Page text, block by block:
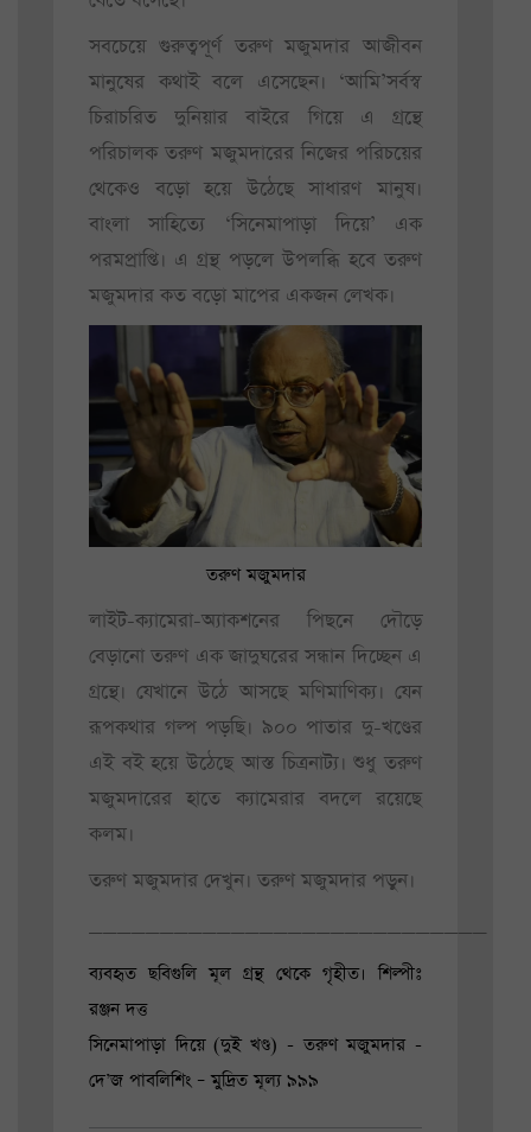
সবচেয়ে গুরুত্বপূর্ণ তরুণ মজুমদার আজীবন
মানুষের কথাই বলে এসেছেন। ‘আমি’সর্বস্ব
চিরাচরিত দুনিয়ার বাইরে গিয়ে এ গ্রন্থে
পরিচালক তরুণ মজুমদারের নিজের পরিচয়ের
থেকেও বড়ো হয়ে উঠেছে সাধারণ মানুষ।
বাংলা সাহিত্যে ‘সিনেমাপাড়া দিয়ে’ এক
পরমপ্রাপ্তি। এ গ্রন্থ পড়লে উপলব্ধি হবে তরুণ
মজুমদার কত বড়ো মাপের একজন লেখক।
তরুণ মজুমদার
লাইট-ক্যামেরা-অ্যাকশনের পিছনে দৌড়ে
বেড়ানো তরুণ এক জাদুঘরের সন্ধান দিচ্ছেন এ
গ্রন্থে। যেখানে উঠে আসছে মণিমাণিক্য। যেন
রূপকথার গল্প পড়ছি। ৯০০ পাতার দু-খণ্ডের
এই বই হয়ে উঠেছে আস্ত চিত্রনাট্য। শুধু তরুণ
মজুমদারের হাতে ক্যামেরার বদলে রয়েছে
কলম।
তরুণ মজুমদার দেখুন। তরুণ মজুমদার পড়ুন।
____________________________
ব্যবহৃত ছবিগুলি মূল গ্রন্থ থেকে গৃহীত। শিল্পীঃ
রঞ্জন দত্ত
সিনেমাপাড়া দিয়ে (দুই খণ্ড) - তরুণ মজুমদার -
দে’জ পাবলিশিং – মুদ্রিত মূল্য ৯৯৯